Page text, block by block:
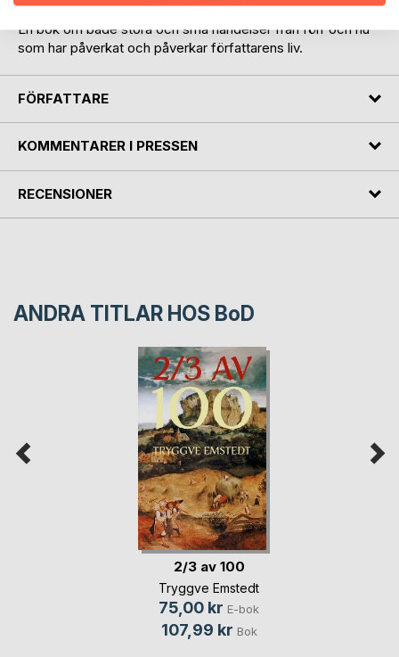
En bok om både stora och små händelser från förr och nu
som har påverkat och påverkar författarens liv.
FÖRFATTARE
KOMMENTARER I PRESSEN
RECENSIONER
ANDRA TITLAR HOS BoD
2/3 av 100
Tryggve Emstedt
75,00 kr E-bok
107,99 kr Bok